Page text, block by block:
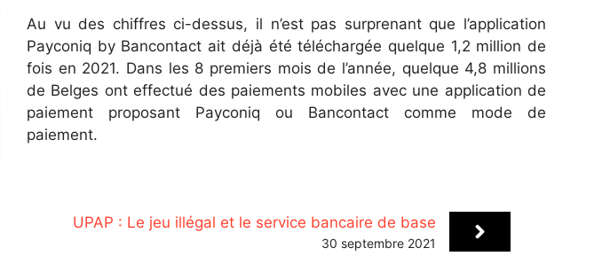
Au vu des chiffres ci-dessus, il n’est pas surprenant que l’application
Payconiq by Bancontact ait déjà été téléchargée quelque 1,2 million de
fois en 2021. Dans les 8 premiers mois de l’année, quelque 4,8 millions
de Belges ont effectué des paiements mobiles avec une application de
paiement proposant Payconiq ou Bancontact comme mode de
paiement.
UPAP : Le jeu illégal et le service bancaire de base
30 septembre 2021